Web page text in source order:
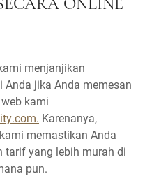
ONLINE
menjanjikan
Anda jika Anda memesan
kami
Karenanya,
memastikan Anda
tarif yang lebih murah di
pun.